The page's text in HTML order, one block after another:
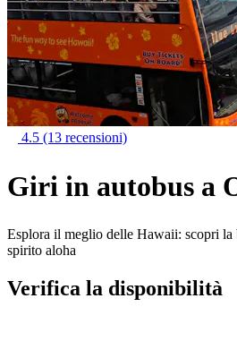
4.5 (13 recensioni)
Giri in autobus a
Esplora il meglio delle Hawaii: scopri la
spirito aloha
Verifica la disponibilità